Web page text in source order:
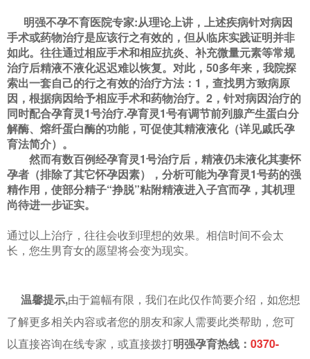
明强不孕不育医院专家:从理论上讲，上述疾病针对病因
手术或药物治疗是应该行之有效的，但从临床实践证明并非
如此。往往通过相应手术和相应抗炎、补充微量元素等常规
治疗后精液不液化迟迟难以恢复。对此，50多年来，我院探
索出一套自己的行之有效的治疗方法：1，查找男方致病原
因，根据病因给予相应手术和药物治疗。2，针对病因治疗的
同时配合孕育灵1号治疗.孕育灵1号有调节前列腺产生蛋白分
解酶、熔纤蛋白酶的功能，可促使其精液液化（详见戚氏孕
育法简介）。
然而有数百例经孕育灵1号治疗后，精液仍未液化其妻怀
孕者（排除了其它怀孕因素），分析可能为孕育灵1号药的强
精作用，使部分精子“挣脱”粘附精液进入子宫而孕，其机理
尚待进一步证实。
通过以上治疗，往往会收到理想的效果。相信时间不会太
长，您生男育女的愿望将会变为现实。
温馨提示,由于篇幅有限，我们在此仅作简要介绍，如您想
了解更多相关内容或者您的朋友和家人需要此类帮助，您可
以直接咨询在线专家 ，或直接拨打明强孕育热线： 0370-